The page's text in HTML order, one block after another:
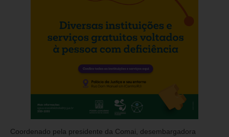
Coordenado pela presidente da Comai, desembargadora